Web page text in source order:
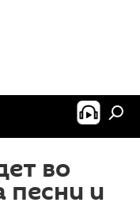
во
песни и